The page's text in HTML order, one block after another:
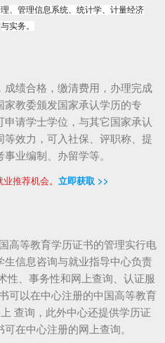
、管理信息系统、统计学、计量经济
实务。
绩合格，缴清费用，办理完成
教委颁发国家承认学历的专
申请学士学位，与其它国家承认
效力，可入社保、评职称、提
业编制、办留学等。
推荐机会。 立即获取 >>
高等教育学历证书的管理实行电
信息咨询与就业指导中心负责
性、事务性和网上查询、认证服
可以在中心注册的中国高等教育
查询，此外中心还提供学历证
在中心注册的网上查询。